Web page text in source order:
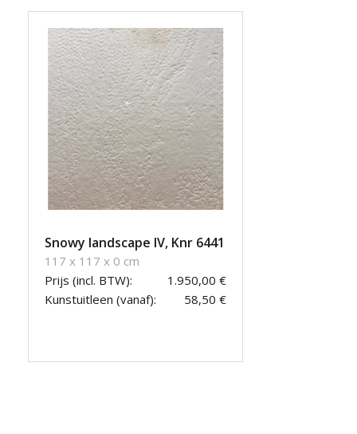
Snowy landscape IV, Knr 6441
117 x 117 x 0 cm
Prijs (incl. BTW):
1.950,00 €
Kunstuitleen (vanaf):
58,50 €